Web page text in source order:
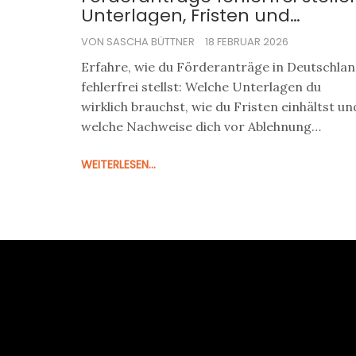
Unterlagen, Fristen und
Nachweise im Überblick
VON SASCHA BÜTTNER 18 FEBRUAR 2026
Erfahre, wie du Förderanträge in
fehlerfrei stellst: Welche Unterlagen du
wirklich brauchst, wie du Fristen einhältst
welche Nachweise dich vor Ablehnung
WEITERLESEN...